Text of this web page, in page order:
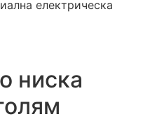
електрическа
ниска